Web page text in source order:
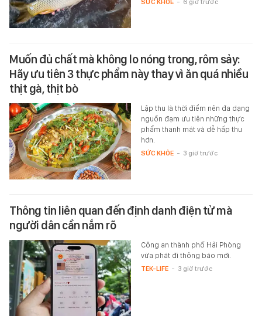
SỨC KHỎE - 6 giờ trước
Muốn đủ chất mà không lo nóng trong, rôm sảy:
Hãy ưu tiên 3 thực phẩm này thay vì ăn quá nhiều
thịt gà, thịt bò
Lập thu là thời điểm nên đa dạng
nguồn đạm ưu tiên những thực
phẩm thanh mát và dễ hấp thu
hơn.
SỨC KHỎE - 3 giờ trước
Thông tin liên quan đến định danh điện tử mà
người dân cần nắm rõ
Công an thành phố Hải Phòng
vừa phát đi thông báo mới.
TEK-LIFE - 3 giờ trước